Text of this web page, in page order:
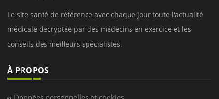
Le site santé de référence avec chaque jour toute l'actualité
médicale decryptée par des médecins en exercice et les
conseils des meilleurs spécialistes.
À PROPOS
Données personnelles et cookies